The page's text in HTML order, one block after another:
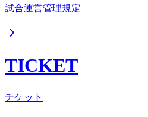
試合運営管理規定
TICKET
チケット